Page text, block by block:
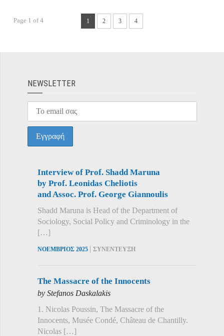
Page 1 of 4 1 2 3 4
ΝEWSLETTER
Interview of Prof. Shadd Maruna
by Prof. Leonidas Cheliotis
and Assoc. Prof. George Giannoulis
Shadd Maruna is Head of the Department of
Sociology, Social Policy and Criminology in the
[…]
ΝΟΕΜΒΡΙΟΣ 2025 | ΣΥΝΕΝΤΕΥΞΗ
The Massacre of the Innocents
by Stefanos Daskalakis
1. Nicolas Poussin, The Massacre of the
Innocents, Musée Condé, Château de Chantilly.
Nicolas […]